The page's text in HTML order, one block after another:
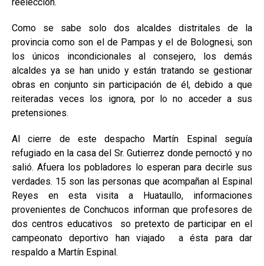
Como se sabe solo dos alcaldes distritales de la
provincia como son el de Pampas y el de Bolognesi, son
los únicos incondicionales al consejero, los demás
alcaldes ya se han unido y están tratando se gestionar
obras en conjunto sin participación de él, debido a que
reiteradas veces los ignora, por lo no acceder a sus
pretensiones.
Al cierre de este despacho Martín Espinal seguía
refugiado en la casa del Sr. Gutierrez donde pernoctó y no
salió. Afuera los pobladores lo esperan para decirle sus
verdades. 15 son las personas que acompañan al Espinal
Reyes en esta visita a Huataullo, informaciones
provenientes de Conchucos informan que profesores de
dos centros educativos so pretexto de participar en el
campeonato deportivo han viajado a ésta para dar
respaldo a Martín Espinal.